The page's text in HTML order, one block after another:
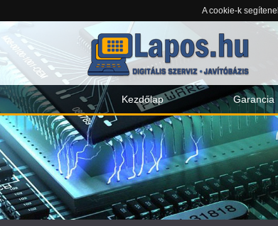
A cookie-k
Kezdőlap Garancia